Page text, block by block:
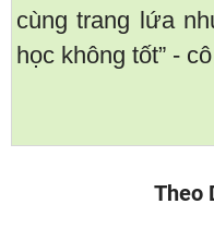
cùng trang lứa
học không tốt” -
Theo